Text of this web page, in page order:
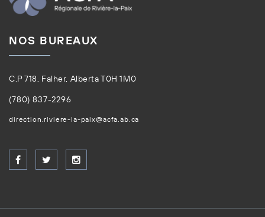
NOS BUREAUX
C.P 718, Falher, Alberta T0H 1M0
(780) 837-2296
direction.riviere-la-paix@acfa.ab.ca